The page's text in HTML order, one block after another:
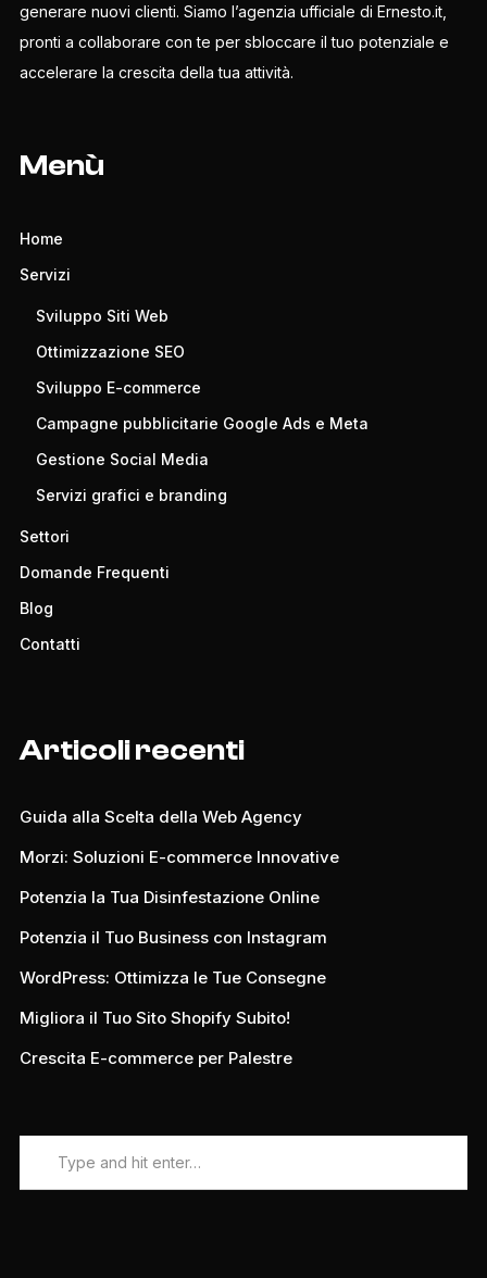
generare nuovi clienti. Siamo l’agenzia ufficiale di Ernesto.it,
pronti a collaborare con te per sbloccare il tuo potenziale e
accelerare la crescita della tua attività.
Menù
Home
Servizi
Sviluppo Siti Web
Ottimizzazione SEO
Sviluppo E-commerce
Campagne pubblicitarie Google Ads e Meta
Gestione Social Media
Servizi grafici e branding
Settori
Domande Frequenti
Blog
Contatti
Articoli recenti
Guida alla Scelta della Web Agency
Morzi: Soluzioni E-commerce Innovative
Potenzia la Tua Disinfestazione Online
Potenzia il Tuo Business con Instagram
WordPress: Ottimizza le Tue Consegne
Migliora il Tuo Sito Shopify Subito!
Crescita E-commerce per Palestre